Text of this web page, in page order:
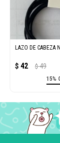
LAZO DE CABEZA
$ 42 $ 49
15%